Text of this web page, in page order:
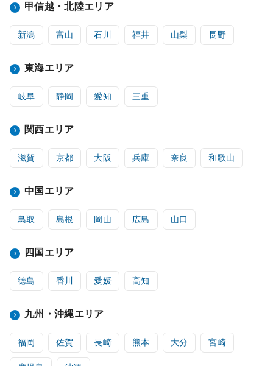
甲信越・北陸エリア
新潟 富山 石川 福井 山梨 長野
東海エリア
岐阜 静岡 愛知 三重
関西エリア
滋賀 京都 大阪 兵庫 奈良 和歌山
中国エリア
鳥取 島根 岡山 広島 山口
四国エリア
徳島 香川 愛媛 高知
九州・沖縄エリア
福岡 佐賀 長崎 熊本 大分 宮崎